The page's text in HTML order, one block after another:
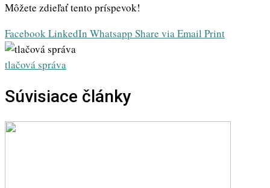
Môžete zdieľať tento príspevok!
FacebookLinkedIn Whatsapp Share via Email Print
tlačová správa
Súvisiace články